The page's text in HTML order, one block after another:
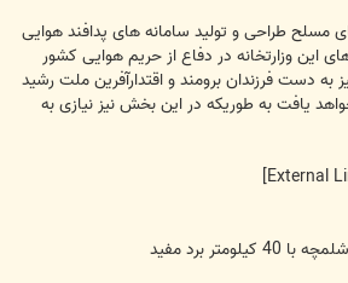
مسلح طراحی و تولید سامانه های پدافند هوایی
های این وزارتخانه در دفاع از حریم هوایی کشور
به دست فرزندان برومند و اقتدارآفرین ملت رشید
یافت به طوریکه در این بخش نیز نیازی به
برد مفيد